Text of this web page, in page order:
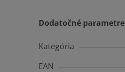
Dodatočné parametre
Kategória
EAN